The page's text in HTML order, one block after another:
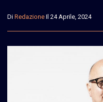
Di Redazione Il 24 Aprile, 2024